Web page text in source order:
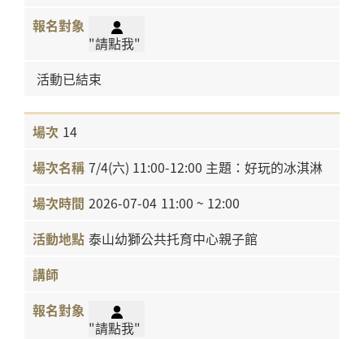
"請點我"
活動已結束
14
7/4(六) 11:00-12:00 主題：好玩的冰淇淋
2026-07-04 11:00 ~ 12:00
泰山幼獅公共托育中心親子館
"請點我"